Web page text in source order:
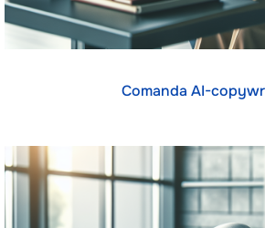
Comanda AI-